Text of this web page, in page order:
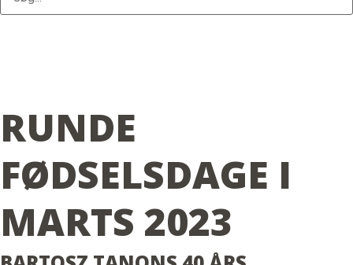
RUNDE
FØDSELSDAGE I
MARTS 2023